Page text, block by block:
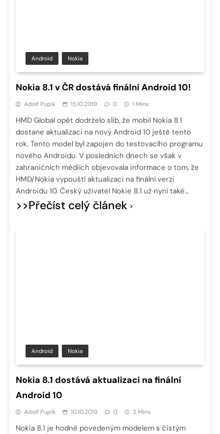
Android Nokia
Nokia 8.1 v ČR dostává finální Android 10!
Adolf Pupík 15.10.2019 0 1 Mins
HMD Global opět dodrželo slib, že mobil Nokia 8.1
dostane aktualizaci na nový Android 10 ještě tento
rok. Tento model byl zapojen do testovacího programu
nového Androidu. V posledních dnech se však v
zahraničních médiích objevovala informace o tom, že
HMD/Nokia vypouští aktualizaci na finální verzi
Androidu 10. Český uživatel Nokie 8.1 už nyní také…
>>Přečíst celý článek
Android Nokia
Nokia 8.1 dostává aktualizaci na finální
Android 10
Adolf Pupík 10.10.2019 0 2 Mins
Nokia 8.1 je hodně povedeným modelem s čistým